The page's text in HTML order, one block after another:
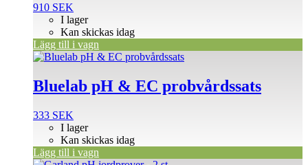
910 SEK
I lager
Kan skickas idag
Lägg till i vagn
Bluelab pH & EC probvårdssats
333 SEK
I lager
Kan skickas idag
Lägg till i vagn